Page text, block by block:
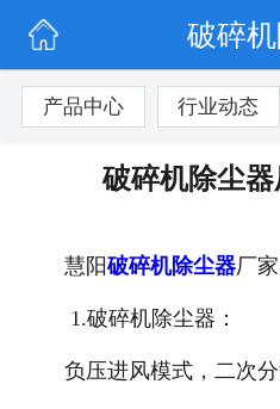
产品中心 行业动态
破碎机除尘
慧阳破碎机除尘器厂
1.破碎机除尘器：
负压进风模式，二次